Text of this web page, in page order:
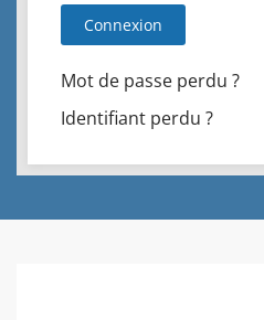
Connexion
Mot de passe perdu ?
Identifiant perdu ?